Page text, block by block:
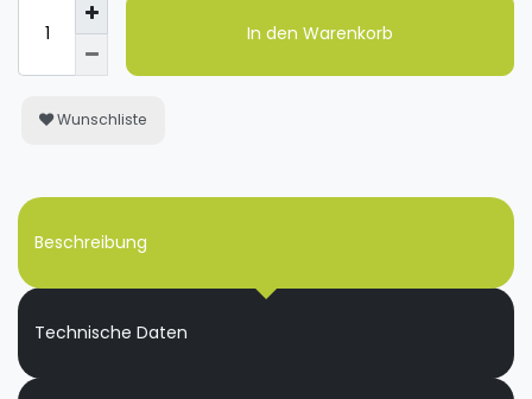
In den Warenkorb
Wunschliste
Beschreibung
Technische Daten